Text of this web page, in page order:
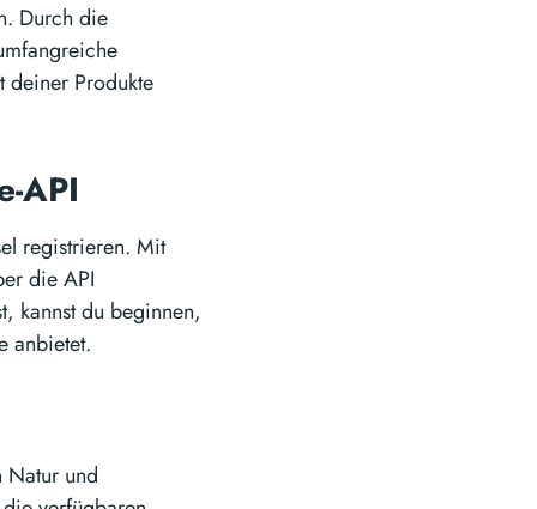
Durch die
deiner Produkte
API
registrieren. Mit
die API
kannst du beginnen,
anbietet.
Natur und